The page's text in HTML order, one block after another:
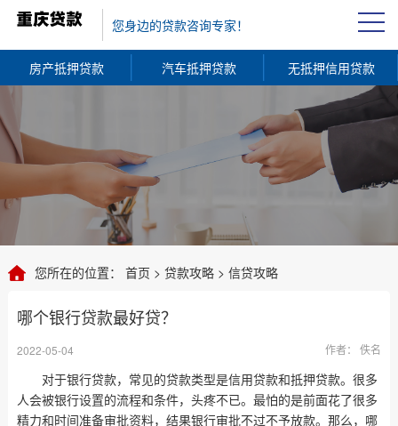
您身边的贷款咨询专家！
房产抵押贷款 汽车抵押贷款 无抵押信用贷款
您所在的位置： 首页 > 贷款攻略> 信贷攻略
哪个银行贷款最好贷？
2022-05-04 作者： 佚名
对于银行贷款，常见的贷款类型是信用贷款和抵押贷款。很多
人会被银行设置的流程和条件，头疼不已。最怕的是前面花了很多
精力和时间准备审批资料，结果银行审批不过不予放款。那么，哪